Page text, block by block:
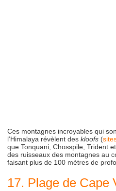
Ces montagnes incroyables qui
l’Himalaya révèlent des kloofs (
que Tonquani, Chosspile, Trident
des ruisseaux des montagnes au
faisant plus de 100 mètres de
17. Plage de Cape